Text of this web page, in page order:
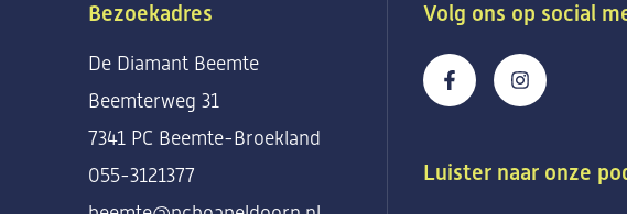
Bezoekadres
De Diamant Beemte
Beemterweg 31
7341 PC Beemte-Broekland
055-3121377
Volg ons op social
Luister naar onze